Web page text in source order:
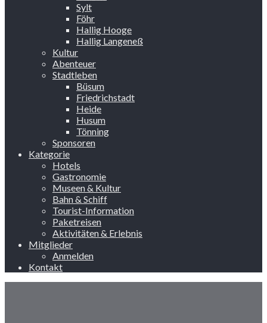
Sylt
Föhr
Hallig Hooge
Hallig Langeneß
Kultur
Abenteuer
Stadtleben
Büsum
Friedrichstadt
Heide
Husum
Tönning
Sponsoren
Kategorie
Hotels
Gastronomie
Museen & Kultur
Bahn & Schiff
Tourist-Information
Paketreisen
Aktivitäten & Erlebnis
Mitglieder
Anmelden
Kontakt